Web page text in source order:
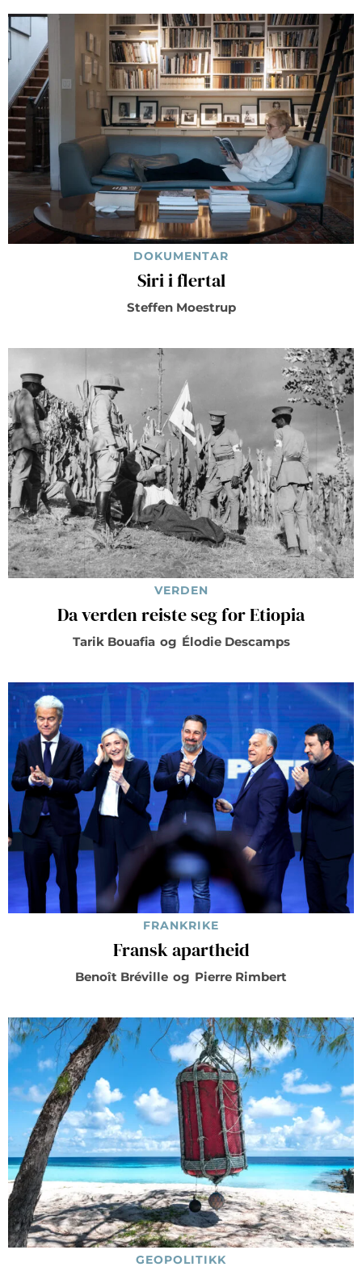
DOKUMENTAR
Siri i flertal
Steffen Moestrup
VERDEN
Da verden reiste seg for Etiopia
Tarik Bouafia og Élodie Descamps
FRANKRIKE
Fransk apartheid
Benoît Bréville og Pierre Rimbert
GEOPOLITIKK